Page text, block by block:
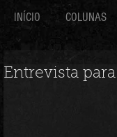
INÍCIO COLUNAS
Entrevista